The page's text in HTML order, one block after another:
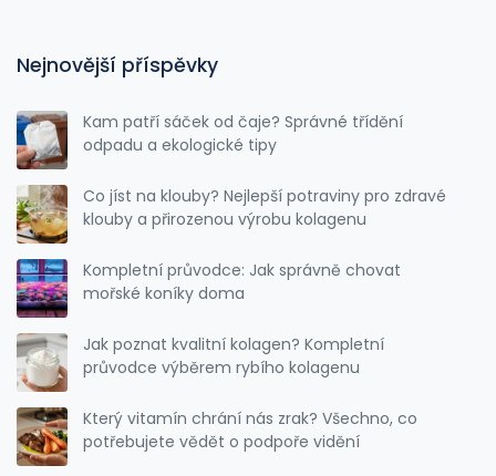
Nejnovější příspěvky
Kam patří sáček od čaje? Správné třídění
odpadu a ekologické tipy
Co jíst na klouby? Nejlepší potraviny pro zdravé
klouby a přirozenou výrobu kolagenu
Kompletní průvodce: Jak správně chovat
mořské koníky doma
Jak poznat kvalitní kolagen? Kompletní
průvodce výběrem rybího kolagenu
Který vitamín chrání nás zrak? Všechno, co
potřebujete vědět o podpoře vidění